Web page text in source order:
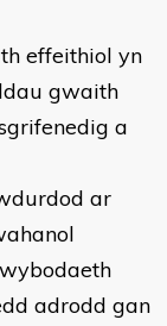
effeithiol yn
gwaith
a
ar
adrodd gan